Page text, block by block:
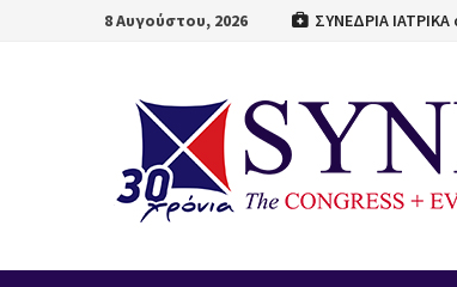
8 Αυγούστου, 2026 ΣΥΝΕΔΡΙΑ